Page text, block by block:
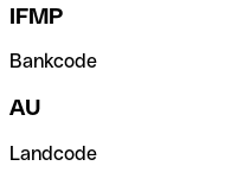
IFMP
Bankcode
AU
Landcode